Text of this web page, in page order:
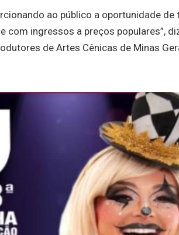
ao público a oportunidade de
com ingressos a preços populares”,
de Artes Cênicas de Minas